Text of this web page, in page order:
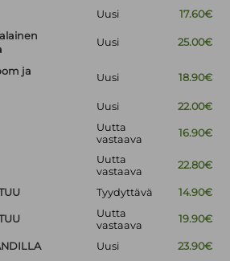
Uusi
17.60€
Uusi 25.00€
ja
Uusi 18.90€
Uusi 22.00€
Uutta
vastaava
16.90€
Uutta
vastaava
22.80€
Tyydyttävä 14.90€
Uutta
vastaava
19.90€
Uusi 23.90€